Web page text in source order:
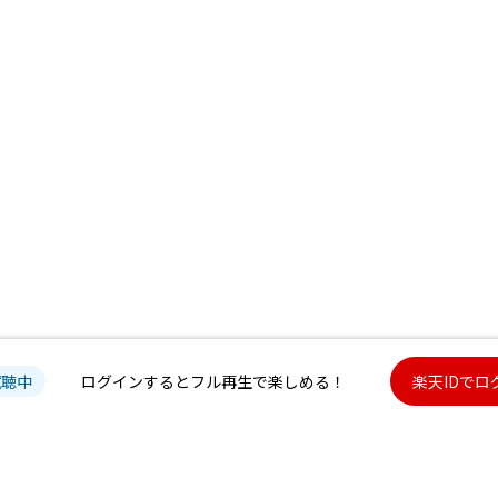
中 ログインするとフル再生で楽しめる！ 楽天IDでロ